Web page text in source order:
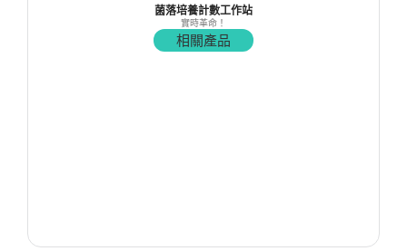
菌落培養計數工作站
實時革命！
相關產品